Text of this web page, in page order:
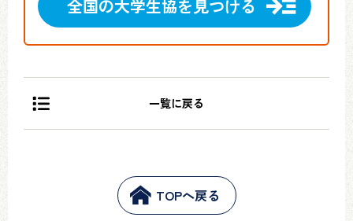
全国の大学生協を見つける
一覧に戻る
TOPへ戻る